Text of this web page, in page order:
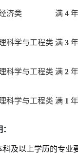
济类 满 4 年
科学与工程类 满 3 年
科学与工程类 满 2 年
科学与工程类 满 1 年
科及以上学历的专业